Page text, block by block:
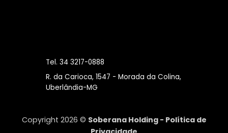
Tel. 34 3217-0888
R. da Carioca, 1547 - Morada da Colina,
Uberlândia-MG
Copyright 2026 © Soberana Holding - Política de